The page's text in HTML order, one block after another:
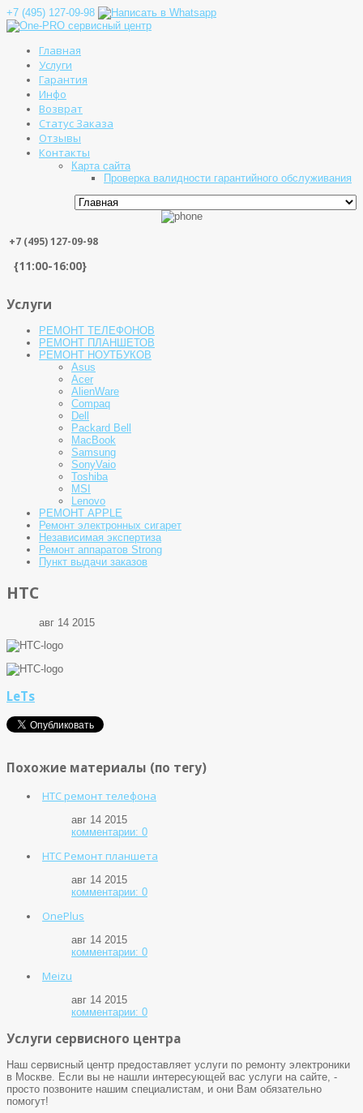
+7 (495) 127-09-98
Главная
Услуги
Гарантия
Инфо
Возврат
Статус Заказа
Отзывы
Контакты
Карта сайта
Проверка валидности гарантийного обслуживания
+7 (495) 127-09-98
{11:00-16:00}
Услуги
РЕМОНТ ТЕЛЕФОНОВ
РЕМОНТ ПЛАНШЕТОВ
РЕМОНТ НОУТБУКОВ
Asus
Acer
AlienWare
Compaq
Dell
Packard Bell
MacBook
Samsung
SonyVaio
Toshiba
MSI
Lenovo
РЕМОНТ APPLE
Ремонт электронных сигарет
Независимая экспертиза
Ремонт аппаратов Strong
Пункт выдачи заказов
HTC
авг 14 2015
LeTs
Похожие материалы (по тегу)
HTC ремонт телефона
авг 14 2015
комментарии: 0
HTC Ремонт планшета
авг 14 2015
комментарии: 0
OnePlus
авг 14 2015
комментарии: 0
Meizu
авг 14 2015
комментарии: 0
Услуги сервисного центра
Наш сервисный центр предоставляет услуги по ремонту электроники
в Москве. Если вы не нашли интересующей вас услуги на сайте, -
просто позвоните нашим специалистам, и они Вам обязательно
помогут!